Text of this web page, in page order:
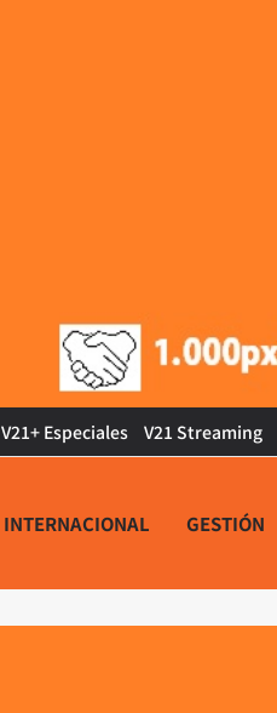
V21+ Especiales V21 Streaming
INTERNACIONAL GESTIÓN